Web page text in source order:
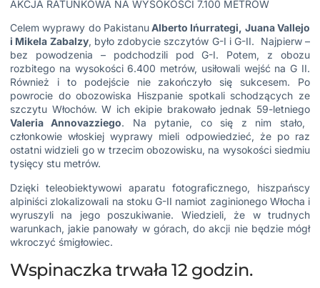
AKCJA RATUNKOWA NA WYSOKOŚCI 7.100 METRÓW
Celem wyprawy do PakistanuAlberto Ińurrategi, Juana Vallejo
i Mikela Zabalzy, było zdobycie szczytów G-I i G-II. Najpierw –
bez powodzenia – podchodzili pod G-I. Potem, z obozu
rozbitego na wysokości 6.400 metrów, usiłowali wejść na G II.
Również i to podejście nie zakończyło się sukcesem. Po
powrocie do obozowiska Hiszpanie spotkali schodzących ze
szczytu Włochów. W ich ekipie brakowało jednak 59-letniego
Valeria Annovazziego. Na pytanie, co się z nim stało,
członkowie włoskiej wyprawy mieli odpowiedzieć, że po raz
ostatni widzieli go w trzecim obozowisku, na wysokości siedmiu
tysięcy stu metrów.
Dzięki teleobiektywowi aparatu fotograficznego, hiszpańscy
alpiniści zlokalizowali na stoku G-II namiot zaginionego Włocha i
wyruszyli na jego poszukiwanie. Wiedzieli, że w trudnych
warunkach, jakie panowały w górach, do akcji nie będzie mógł
wkroczyć śmigłowiec.
Wspinaczka trwała 12 godzin.